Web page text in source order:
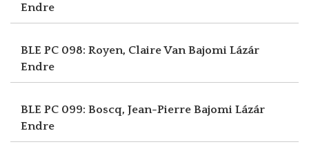
Endre
BLE PC 098: Royen, Claire VanBajomi Lázár
Endre
BLE PC 099: Boscq, Jean-Pierre Bajomi Lázár
Endre